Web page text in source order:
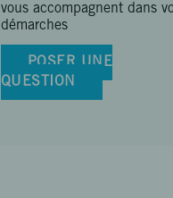
vous accompagnent dans
démarches
POSER UNE
QUESTION